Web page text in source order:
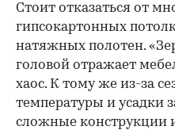
Стоит отказаться от
гипсокартонных
натяжных полотен.
головой отражает
хаос. К тому же из-за
температуры и усадки
сложные конструкции